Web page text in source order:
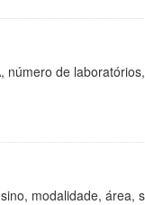
número de
modalidade, área,